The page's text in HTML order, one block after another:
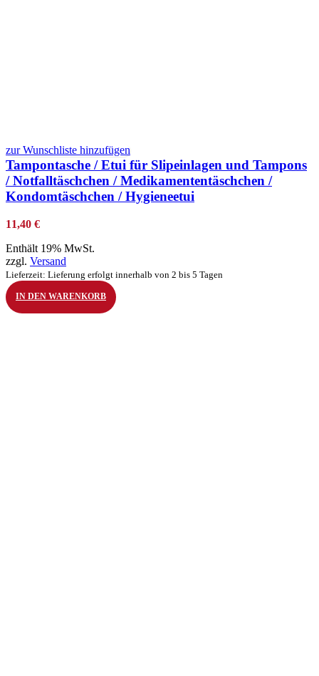
zur Wunschliste hinzufügen
Tampontasche / Etui für Slipeinlagen und Tampons
/ Notfalltäschchen / Medikamententäschchen /
Kondomtäschchen / Hygieneetui
11,40 €
Enthält 19% MwSt.
zzgl. Versand
Lieferzeit: Lieferung erfolgt innerhalb von 2 bis 5 Tagen
IN DEN WARENKORB